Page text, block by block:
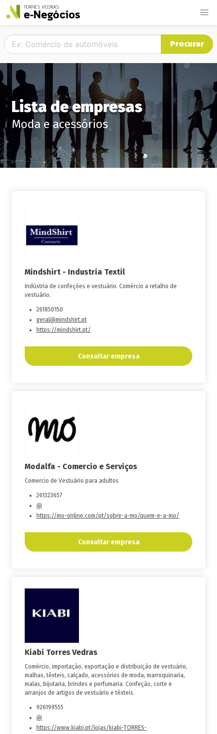
Procurar
Lista de empresas
Moda e acessórios
Mindshirt - Industria Textil
Indústria de confeções e vestuário. Comércio a retalho de
vestuário.
261850150
geral@mindshirt.pt
https://mindshirt.pt/
Consultar empresa
Modalfa - Comercio e Serviços
Comercio de Vestuário para adultos
261323657
@
https://mo-online.com/pt/sobre-a-mo/quem-e-a-mo/
Consultar empresa
Kiabi Torres Vedras
Comércio, importação, exportação e distribuição de vestuário,
malhas, têxteis, calçado, acessórios de moda, marroquinaria,
malas, bijutaria, brindes e perfumaria. Confeção, corte e
arranjos de artigos de vestuário e têxteis.
926199555
@
https://www.kiabi.pt/lojas/kiabi-TORRES-